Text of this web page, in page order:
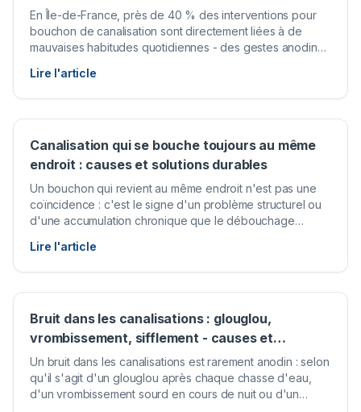
En Île-de-France, près de 40 % des interventions pour
bouchon de canalisation sont directement liées à de
mauvaises habitudes quotidiennes - des gestes anodins
Pourtant, la plupart des Parisiens ignorent que leur évier
ou leurs toilettes accumulent lentement un dépôt
précisément pourquoi elles bouchent vos canalisations,
et vous donne la solution alternative à adopter
Lire l'article
Canalisation qui se bouche toujours au même
endroit : causes et solutions durables
Un bouchon qui revient au même endroit n'est pas une
coïncidence : c'est le signe d'un problème structurel ou
d'une accumulation chronique que le débouchage
canalisation se bouche régulièrement au même point, il
est temps de passer du traitement symptomatique au vrai
Lire l'article
Bruit dans les canalisations : glouglou,
vrombissement, sifflement - causes et
solutions
Un bruit dans les canalisations est rarement anodin : selon
qu'il s'agit d'un glouglou après chaque chasse d'eau,
d'un vrombissement sourd en cours de nuit ou d'un